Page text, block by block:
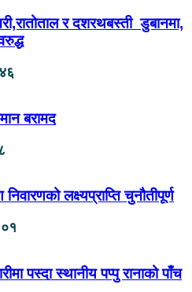
र दशरथबस्ती डुबानमा,
बरामद
लक्ष्यप्राप्ति चुनौतीपूर्ण
पस्दा स्थानीय पप्पु रानाको पाँच